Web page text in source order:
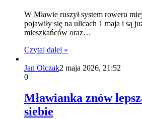
W Mławie ruszył system roweru
pojawiły się na ulicach 1 maja i są
mieszkańców oraz…
Czytaj dalej »
Jan Olczak2 maja 2026, 21:52
0
Mławianka znów
siebie